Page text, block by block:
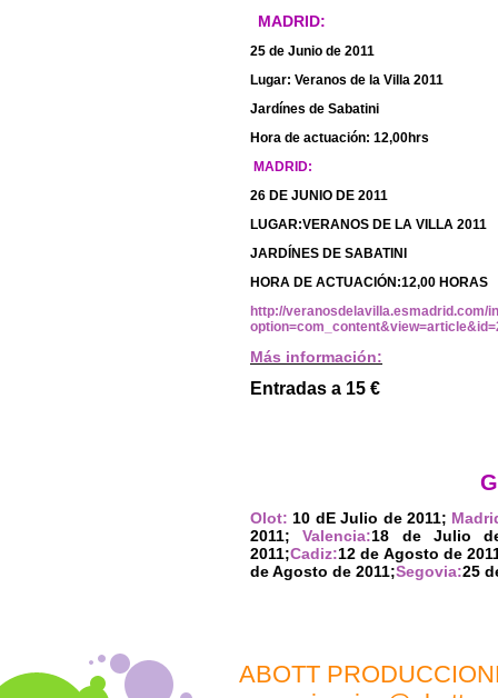
MADRID:
25 de Junio de 2011
Lugar: Veranos de la Villa 2011
Jardínes de Sabatini
Hora de actuación: 12,00hrs
MADRID:
26 DE JUNIO DE 2011
LUGAR:VERANOS DE LA VILLA 2011
JARDÍNES DE SABATINI
HORA DE ACTUACIÓN:12,00 HORAS
http://veranosdelavilla.esmadrid.com/
Más información:
Entradas a 15 €
Olot: 10 dE Julio de 2011;
2011; Valencia:18 de Julio
2011;Cadiz:12 de Agosto de
de Agosto de 2011;Segovia:25
ABOTT